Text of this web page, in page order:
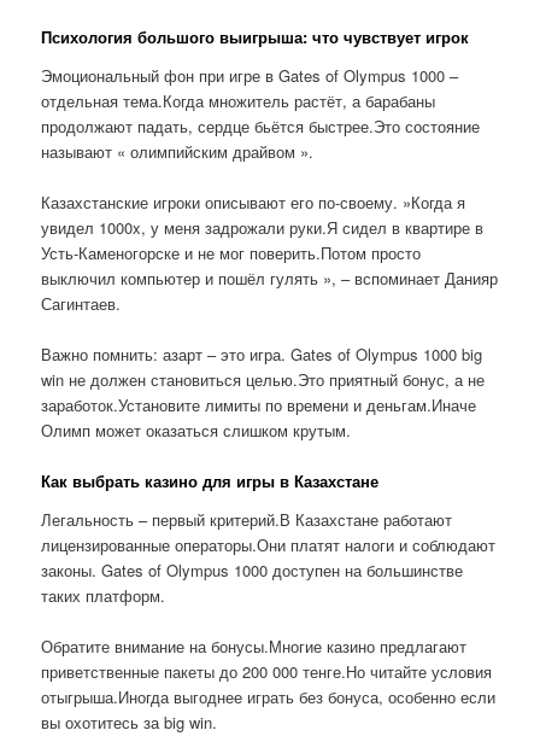
Психология большого выигрыша: что чувствует игрок
Эмоциональный фон при игре в Gates of Olympus 1000 –
отдельная тема.Когда множитель растёт, а барабаны
продолжают падать, сердце бьётся быстрее.Это состояние
называют « олимпийским драйвом ».
Казахстанские игроки описывают его по-своему. »Когда я
увидел 1000x, у меня задрожали руки.Я сидел в квартире в
Усть-Каменогорске и не мог поверить.Потом просто
выключил компьютер и пошёл гулять », – вспоминает Данияр
Сагинтаев.
Важно помнить: азарт – это игра. Gates of Olympus 1000 big
win не должен становиться целью.Это приятный бонус, а не
заработок.Установите лимиты по времени и деньгам.Иначе
Олимп может оказаться слишком крутым.
Как выбрать казино для игры в Казахстане
Легальность – первый критерий.В Казахстане работают
лицензированные операторы.Они платят налоги и соблюдают
законы. Gates of Olympus 1000 доступен на большинстве
таких платформ.
Обратите внимание на бонусы.Многие казино предлагают
приветственные пакеты до 200 000 тенге.Но читайте условия
отыгрыша.Иногда выгоднее играть без бонуса, особенно если
вы охотитесь за big win.